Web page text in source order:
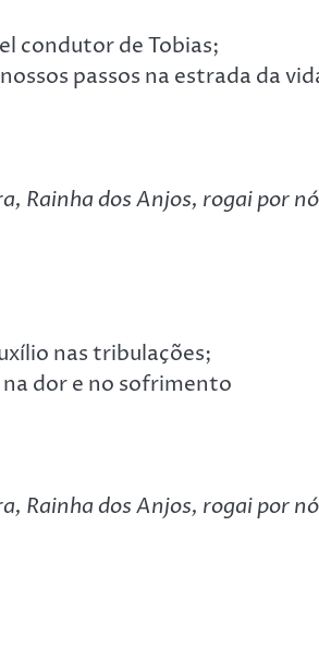
condutor de Tobias;
passos na estrada da
Rainha dos Anjos, rogai por
nas tribulações;
dor e no sofrimento
Rainha dos Anjos, rogai por